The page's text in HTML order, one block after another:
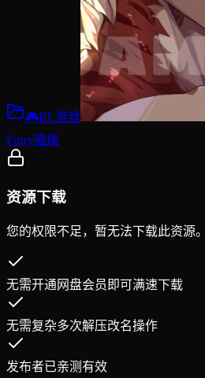
🎮BL游戏
Furry福瑞
资源下载
您的权限不足，暂无法下载此资源。
无需开通网盘会员即可满速下载
无需复杂多次解压改名操作
发布者已亲测有效